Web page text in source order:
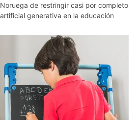
de restringir casi por completo
generativa en la educación